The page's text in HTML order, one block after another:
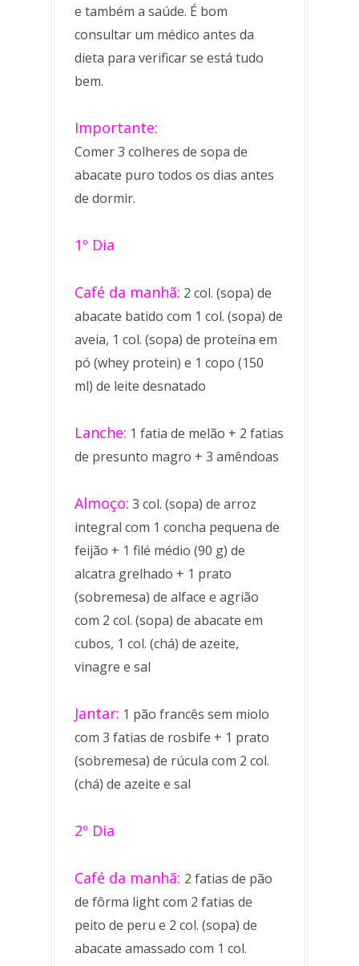
e também a saúde. É bom
consultar um médico antes da
dieta para verificar se está tudo
bem.
Importante:
Comer 3 colheres de sopa de
abacate puro todos os dias antes
de dormir.
1º Dia
Café da manhã: 2 col. (sopa) de
abacate batido com 1 col. (sopa) de
aveia, 1 col. (sopa) de proteína em
pó (whey protein) e 1 copo (150
ml) de leite desnatado
Lanche: 1 fatia de melão + 2 fatias
de presunto magro + 3 amêndoas
Almoço: 3 col. (sopa) de arroz
integral com 1 concha pequena de
feijão + 1 filé médio (90 g) de
alcatra grelhado + 1 prato
(sobremesa) de alface e agrião
com 2 col. (sopa) de abacate em
cubos, 1 col. (chá) de azeite,
vinagre e sal
Jantar: 1 pão francês sem miolo
com 3 fatias de rosbife + 1 prato
(sobremesa) de rúcula com 2 col.
(chá) de azeite e sal
2º Dia
Café da manhã: 2 fatias de pão
de fôrma light com 2 fatias de
peito de peru e 2 col. (sopa) de
abacate amassado com 1 col.